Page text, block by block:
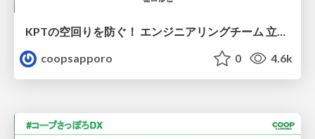
KPTの空回りを防ぐ！ エンジニアリングチーム 立ち上げの取り組み
coopsapporo
0 4.6k